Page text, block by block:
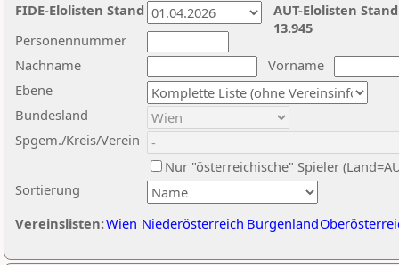
Nachname
Vorname
Ebene
Sortierung
Personennummer
Bundesland
Spgem./Kreis/Verein
Nur "österreichische" Spieler
Vereinslisten:Wien Niederösterreich Burgenland
AUT-Elolisten
13.945
FIDE-Elolisten Stand